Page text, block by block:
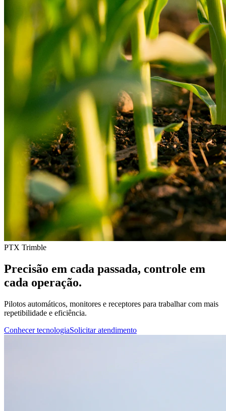
PTX Trimble
Precisão em cada passada, controle em
cada operação.
Pilotos automáticos, monitores e receptores para trabalhar com mais
repetibilidade e eficiência.
Conhecer tecnologiaSolicitar atendimento